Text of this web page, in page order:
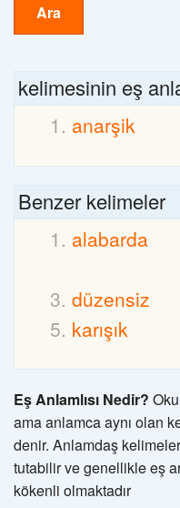
Ara
kelimesinin eş
anarşik
Benzer kelimeler
alabarda
düzensiz
karışık
Eş Anlamlısı Nedir?
ama anlamca aynı olan
denir. Anlamdaş
tutabilir ve genellikle eş
kökenli olmaktadır